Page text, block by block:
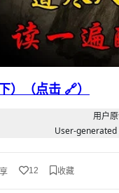
）（点击 🔗）
用户
User-
12 收藏